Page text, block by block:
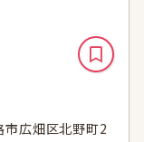
広畑区北野町2